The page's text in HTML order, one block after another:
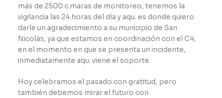
más de 2500 c.maras de monitoreo, tenemos la
vigilancia las 24 horas del día y aqu. es donde quiero
darle un agradecimiento a su municipio de San
Nicolás, ya que estamos en coordinación con el C4;
en el momento en que se presenta un incidente,
inmediatamente aqu. viene el soporte.
Hoy celebramos el pasado con gratitud, pero
también debemos mirar el futuro con